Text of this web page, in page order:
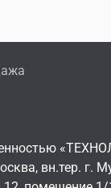
вн.тер. г.